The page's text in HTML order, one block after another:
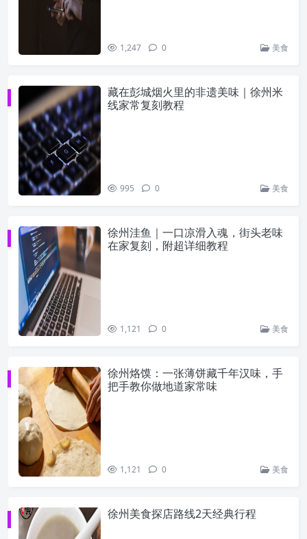
1,247 0 美食
藏在彭城烟火里的非遗美味｜徐州米
线家常复刻教程
995 0 美食
徐州洼鱼｜一口凉滑入魂，街头老味
在家复刻，附超详细教程
1,121 0 美食
徐州烙馍：一张薄饼藏千年汉味，手
把手教你做地道家常味
1,121 0 美食
徐州美食探店路线2天经典行程